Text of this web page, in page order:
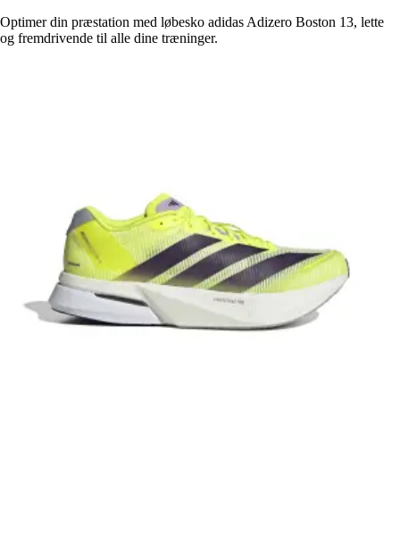
Optimer din præstation med løbesko adidas Adizero Boston 13, lette
og fremdrivende til alle dine træninger.